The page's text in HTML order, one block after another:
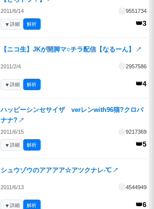
2011/6/14 9551734
👑3
▼詳細 解析
【ニコ生】JKが開脚マ○チラ配信【なるーん】 ↗
2011/2/4 2957586
👑4
▼詳細 解析
ハッピーシンセサイザ verレンwith96猫?クロバ
ナナ? ↗
2011/6/15 9217369
👑5
▼詳細 解析
シュウゾウのアアアア☆アツクナレ-℃ ↗
2011/6/13 4544949
👑6
▼詳細 解析